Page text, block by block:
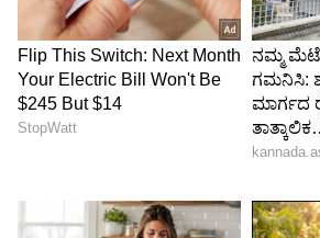
ಮಾಡುತ್ತದೆ ಎಂದು ಹೇಳುತ್ತಾರೆ.
ತಂತ್ರಜ್ಞಾನ ಮತ್ತು ಸೃಜನಶೀಲತೆಯ
ಯಶಸ್ಸನ್ನು ಸಾಧಿಸುವ ಸಾಧ್ಯತೆಗಳಿವೆ
ಹೇಳುತ್ತಾರೆ.